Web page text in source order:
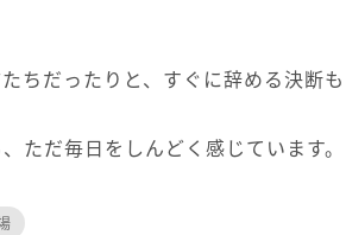
ちだったりと、すぐに辞める決断も
ただ毎日をしんどく感じています。